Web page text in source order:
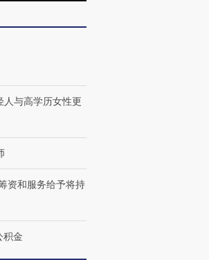
国走私7万
体内含3种
视线｜被称为“蟑螂”的印
人与高学历女性更
资和服务给予将持
积金